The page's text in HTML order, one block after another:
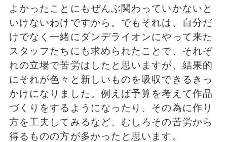
よかったことにもぜんぶ関わっていかないと
いけないわけですから。でもそれは、自分だ
けでなく一緒にダンデライオンにやって来た
スタッフたちにも求められたことで、それぞ
れの立場で苦労はしたと思いますが、結果的
にそれが色々と新しいものを吸収できるきっ
かけになりました。例えば予算を考えて作品
づくりをするようになったり、その為に作り
方を工夫してみるなど、むしろその苦労から
得るものの方が多かったと思います。